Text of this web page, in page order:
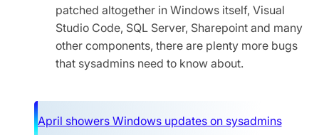
patched altogether in Windows itself, Visual
Studio Code, SQL Server, Sharepoint and many
other components, there are plenty more bugs
that sysadmins need to know about.
April showers Windows updates on sysadmins